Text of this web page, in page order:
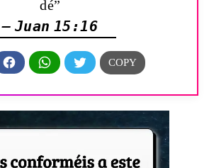
dé”
— Juan 15:16